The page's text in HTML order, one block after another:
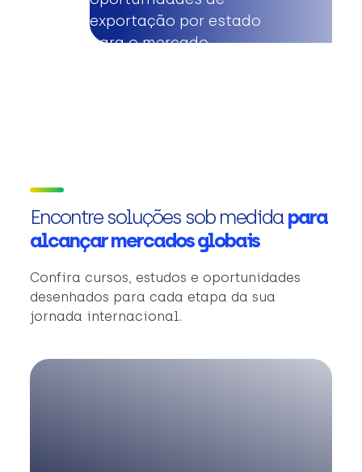
exportação por estado
para o mercado
Encontre soluções sob medidapara
alcançar mercados globais
Confira cursos, estudos e oportunidades
desenhados para cada etapa da sua
jornada internacional.